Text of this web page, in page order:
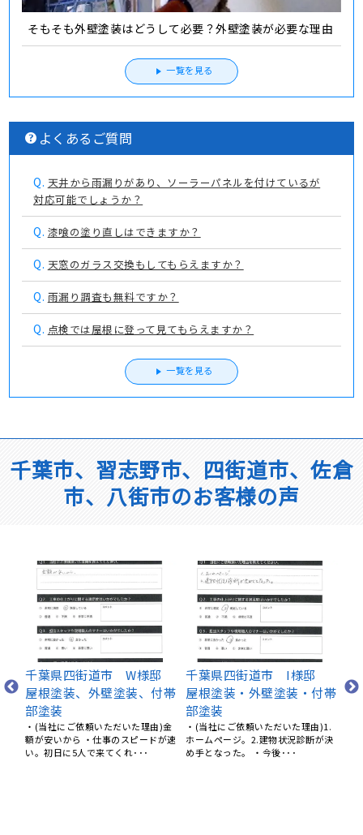
そもそも外壁塗装はどうして必要？外壁塗装が必要な理由
一覧を見る
よくあるご質問
Q. 天井から雨漏りがあり、ソーラーパネルを付けているが
対応可能でしょうか？
Q. 漆喰の塗り直しはできますか？
Q. 天窓のガラス交換もしてもらえますか？
Q. 雨漏り調査も無料ですか？
Q. 点検では屋根に登って見てもらえますか？
一覧を見る
千葉市、習志野市、四街道市、佐倉
市、八街市のお客様の声
千葉県習志野市の外壁塗装
後のお客様の声（Google
口コミより）
とても誠実で人当たりも良く、頼も
しい、素晴らしい屋根＆塗装屋さん
千葉県習志野市 Y様邸
外壁・屋根・付帯部塗装
（ご依頼いただいた理由）ネットで
赤本を取り寄せ、優良工事店様より
ご紹介いただきました。事前に･･･
屋